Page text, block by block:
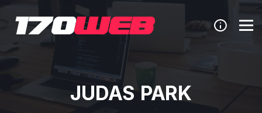
JUDAS PARK